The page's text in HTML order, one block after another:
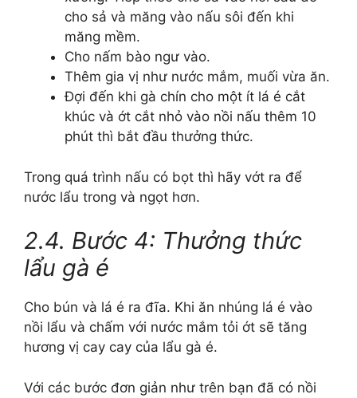
cho sả và măng vào nấu sôi đến khi
măng mềm.
Cho nấm bào ngư vào.
Thêm gia vị như nước mắm, muối vừa ăn.
Đợi đến khi gà chín cho một ít lá é cắt
khúc và ớt cắt nhỏ vào nồi nấu thêm 10
phút thì bắt đầu thưởng thức.
Trong quá trình nấu có bọt thì hãy vớt ra để
nước lẩu trong và ngọt hơn.
2.4. Bước 4: Thưởng thức
lẩu gà é
Cho bún và lá é ra đĩa. Khi ăn nhúng lá é vào
nồi lẩu và chấm với nước mắm tỏi ớt sẽ tăng
hương vị cay cay của lẩu gà é.
Với các bước đơn giản như trên bạn đã có nồi